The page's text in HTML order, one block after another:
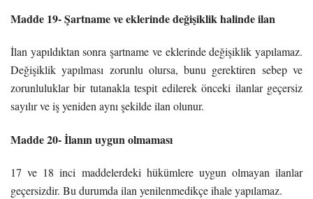
Madde 19- Şartname ve eklerinde değişiklik halinde ilan
İlan yapıldıktan sonra şartname ve eklerinde değişiklik yapılamaz.
Değişiklik yapılması zorunlu olursa, bunu gerektiren sebep ve
zorunluluklar bir tutanakla tespit edilerek önceki ilanlar geçersiz
sayılır ve iş yeniden aynı şekilde ilan olunur.
Madde 20- İlanın uygun olmaması
17 ve 18 inci maddelerdeki hükümlere uygun olmayan ilanlar
geçersizdir. Bu durumda ilan yenilenmedikçe ihale yapılamaz.